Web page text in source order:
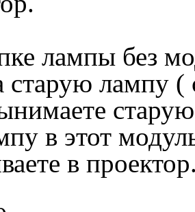
лампы без
старую лампу (
в этот
в